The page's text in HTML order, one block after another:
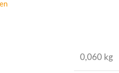
0,060 kg